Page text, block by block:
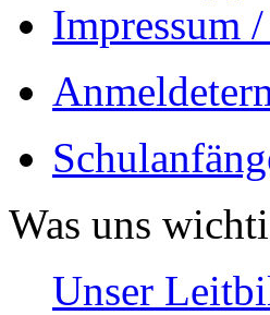
Impressum
Was uns
Unser